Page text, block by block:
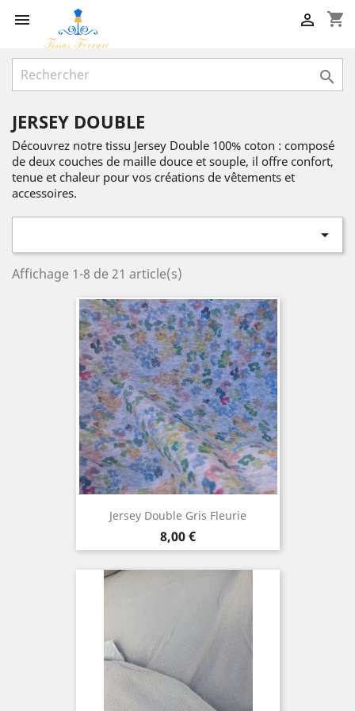
 shopping_cart


JERSEY DOUBLE
Découvrez notre tissu Jersey Double 100% coton : composé
de deux couches de maille douce et souple, il offre confort,
tenue et chaleur pour vos créations de vêtements et
accessoires.

Affichage 1-8 de 21 article(s)
Jersey Double Gris Fleurie
Prix
8,00 €